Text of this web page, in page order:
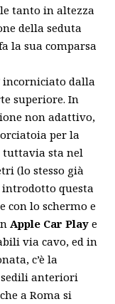
tanto in altezza
della seduta
la sua comparsa
incorniciato dalla
superiore. In
non adattivo,
per la
tuttavia sta nel
(lo stesso già
introdotto questa
con lo schermo e
Apple Car Play e
via cavo, ed in
c’è la
anteriori
a Roma si